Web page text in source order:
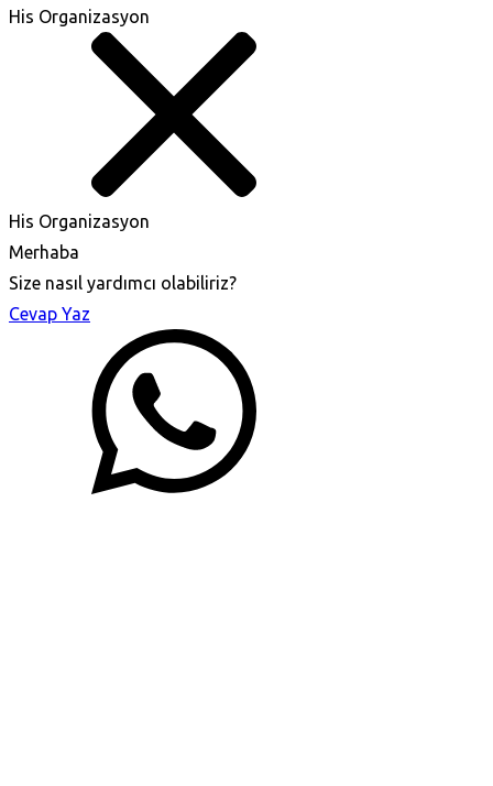
His Organizasyon
His Organizasyon
Merhaba
Size nasıl yardımcı olabiliriz?
Cevap Yaz